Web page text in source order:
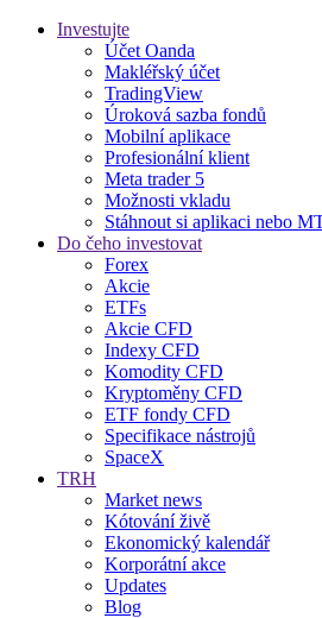
Investujte
Účet Oanda
Makléřský účet
TradingView
Úroková sazba fondů
Mobilní aplikace
Profesionální klient
Meta trader 5
Možnosti vkladu
Stáhnout si aplikaci nebo
Do čeho investovat
Forex
Akcie
ETFs
Akcie CFD
Indexy CFD
Komodity CFD
Kryptoměny CFD
ETF fondy CFD
Specifikace nástrojů
SpaceX
TRH
Market news
Kótování živě
Ekonomický kalendář
Korporátní akce
Updates
Blog